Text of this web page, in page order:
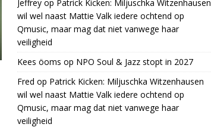
Jeffreyop Patrick Kicken: Miljuschka Witzenhausen
wil wel naast Mattie Valk iedere ochtend op
Qmusic, maar mag dat niet vanwege haar
veiligheid
Kees öoms op NPO Soul & Jazz stopt in 2027
Fred op Patrick Kicken: Miljuschka Witzenhausen
wil wel naast Mattie Valk iedere ochtend op
Qmusic, maar mag dat niet vanwege haar
veiligheid